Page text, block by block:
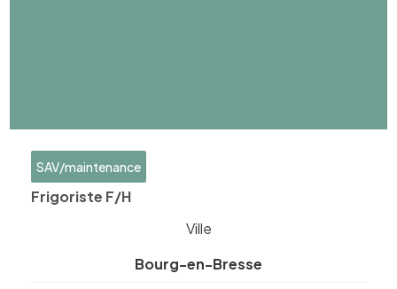
SAV/maintenance
Frigoriste F/H
Ville
Bourg-en-Bresse